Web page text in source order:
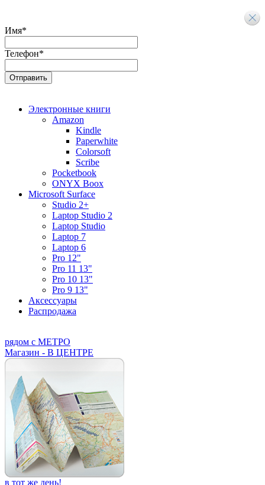
Имя*
Телефон*
Электронные книги
Amazon
Kindle
Paperwhite
Colorsoft
Scribe
Pocketbook
ONYX Boox
Microsoft Surface
Studio 2+
Laptop Studio 2
Laptop Studio
Laptop 7
Laptop 6
Pro 12"
Pro 11 13"
Pro 10 13"
Pro 9 13"
Аксессуары
Распродажа
рядом с МЕТРО
Магазин - В ЦЕНТРЕ
в тот же день!